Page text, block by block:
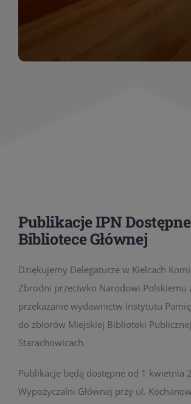
Publikacje IPN
Bibliotece Głównej
Dziękujemy Delegaturze w Kielcach
Zbrodni przeciwko Narodowi Polskiemu
przekazanie wydawnictw Instytutu
do zbiorów Miejskiej Biblioteki
Starachowicach.
Publikacje będą dostępne od 1 kwietnia
Wypożyczalni Głównej przy ul.